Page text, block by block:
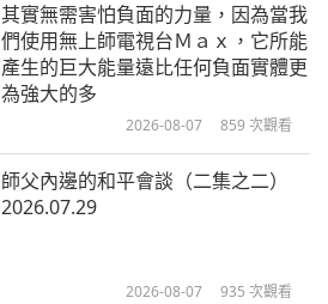
製作柿子石榴沙拉的小技巧
其實無需害怕負面的力量，因為當我
們使用無上師電視台Ｍａｘ，它所能
產生的巨大能量遠比任何負面實體更
為強大的多
2026-08-07 859 次觀看
師父內邊的和平會談（二集之二）
2026.07.29
2026-08-07 935 次觀看